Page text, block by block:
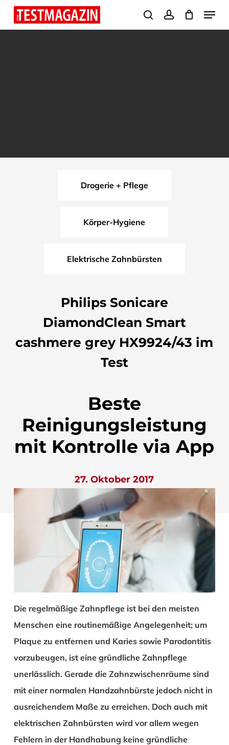
Skip
search
Menu
Drogerie + Pflege
Körper-Hygiene
Elektrische Zahnbürsten
Philips Sonicare
DiamondClean Smart
cashmere grey HX9924/43 im
Test
Beste
Reinigungsleistung
mit Kontrolle via App
27. Oktober 2017
Die regelmäßige Zahnpflege ist bei den meisten
Menschen eine routinemäßige Angelegenheit; um
Plaque zu entfernen und Karies sowie Parodontitis
vorzubeugen, ist eine gründliche Zahnpflege
unerlässlich. Gerade die Zahnzwischenräume sind
mit einer normalen Handzahnbürste jedoch nicht in
ausreichendem Maße zu erreichen. Doch auch mit
elektrischen Zahnbürsten wird vor allem wegen
Fehlern in der Handhabung keine gründliche